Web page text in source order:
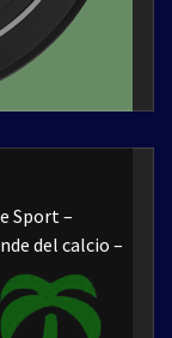
Sport –
del calcio –